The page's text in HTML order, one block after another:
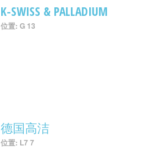
K-SWISS & PALLADIUM
位置: G 13
德国高洁
位置: L7 7